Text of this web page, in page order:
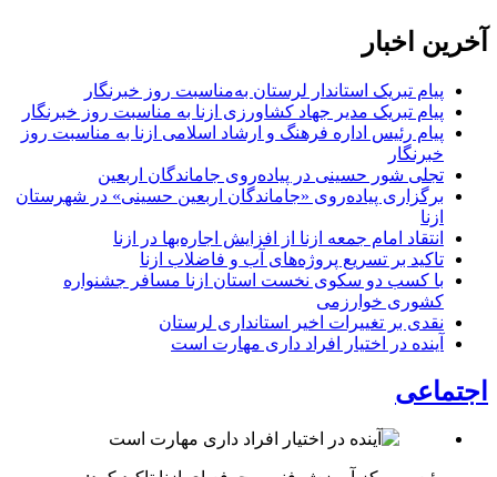
آخرین اخبار
پیام تبریک استاندار لرستان به‌مناسبت روز خبرنگار
پیام تبریک مدیر جهاد کشاورزی ازنا به مناسبت روز خبرنگار
پیام رئیس اداره فرهنگ و ارشاد اسلامی ازنا به مناسبت روز
خبرنگار
تجلی شور حسینی در پیاده‌روی جاماندگان اربعین
برگزاری پیاده‌روی «جاماندگان اربعین حسینی» در شهرستان
ازنا
انتقاد امام جمعه ازنا از افزایش اجاره‌بها در ازنا
تاکید بر تسریع پروژه‌های آب و فاضلاب ازنا
با کسب دو سکوی نخست استان ازنا مسافر جشنواره
کشوری خوارزمی
نقدی بر تغییرات اخیر استانداری لرستان
آینده در اختیار افراد داری مهارت است
اجتماعی